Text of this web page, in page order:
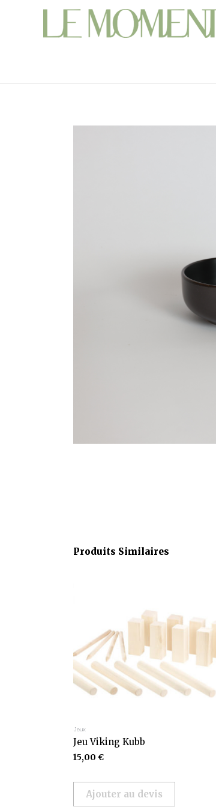
Produits Similaires
Jeux
Jeu Viking Kubb
15,00 €
Ajouter au devis